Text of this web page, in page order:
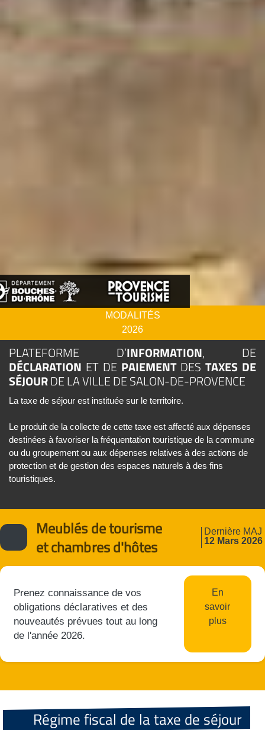
MODALITÉS
2026
PLATEFORME D’INFORMATION, DE
DÉCLARATION ET DE PAIEMENTDESTAXES DE
SÉJOURDE LA VILLE DE SALON-DE-PROVENCE
La taxe de séjour est instituée sur le territoire.
Le produit de la collecte de cette taxe est affecté aux dépenses
destinées à favoriser la fréquentation touristique de la commune
ou du groupement ou aux dépenses relatives à des actions de
protection et de gestion des espaces naturels à des fins
touristiques.
Meublés de tourisme
et chambres d'hôtes
Dernière MAJ
12 Mars 2026
Prenez connaissance de vos
obligations déclaratives et des
nouveautés prévues tout au long
de l'année 2026.
En
savoir
plus
Régime fiscal de la taxe de séjour